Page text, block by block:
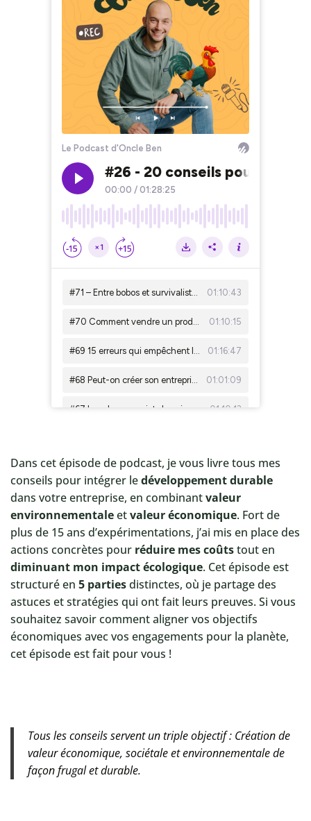
Dans cet épisode de podcast, je vous livre tous mes
conseils pour intégrer ledéveloppement durable
dans votre entreprise, en combinantvaleur
environnementaleetvaleur économique. Fort de
plus de 15 ans d’expérimentations, j’ai mis en place des
actions concrètes pour réduire mes coûtstout en
diminuant mon impact écologique. Cet épisode est
structuré en 5 partiesdistinctes, où je partage des
astuces et stratégies qui ont fait leurs preuves. Si vous
souhaitez savoir comment aligner vos objectifs
économiques avec vos engagements pour la planète,
cet épisode est fait pour vous !
Tous les conseils servent un triple objectif : Création de
valeur économique, sociétale et environnementale de
façon frugal et durable.